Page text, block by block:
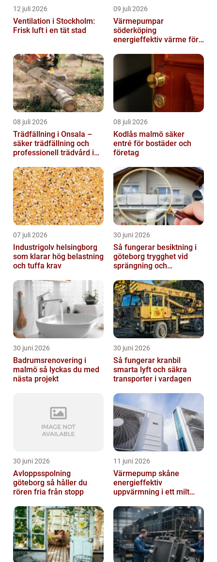
12 juli 2026
Ventilation i Stockholm:
Frisk luft i en tät stad
09 juli 2026
Värmepumpar
söderköping
energieffektiv värme för
08 juli 2026
Trädfällning i Onsala –
säker trädfällning och
professionell trädvård i
08 juli 2026
Kodlås malmö säker
entré för bostäder och
företag
07 juli 2026
Industrigolv helsingborg
som klarar hög belastning
och tuffa krav
30 juni 2026
Så fungerar besiktning i
göteborg trygghet vid
sprängning och
30 juni 2026
Badrumsrenovering i
malmö så lyckas du med
nästa projekt
30 juni 2026
Så fungerar kranbil
smarta lyft och säkra
transporter i vardagen
30 juni 2026
Avloppsspolning
göteborg så håller du
rören fria från stopp
11 juni 2026
Värmepump skåne
energieffektiv
uppvärmning i ett milt